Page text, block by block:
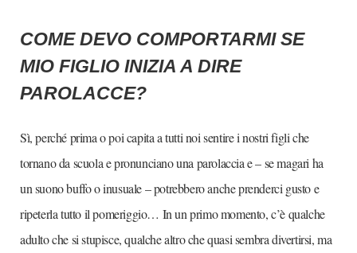
COME DEVO COMPORTARMI SE
MIO FIGLIO INIZIA A DIRE
PAROLACCE?
Sì, perché prima o poi capita a tutti noi sentire i nostri figli che
tornano da scuola e pronunciano una parolaccia e – se magari ha
un suono buffo o inusuale – potrebbero anche prenderci gusto e
ripeterla tutto il pomeriggio… In un primo momento, c’è qualche
adulto che si stupisce, qualche altro che quasi sembra divertirsi, ma